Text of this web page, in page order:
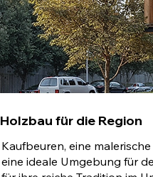
Holzbau für die Region
Kaufbeuren, eine
eine ideale Umgebung für